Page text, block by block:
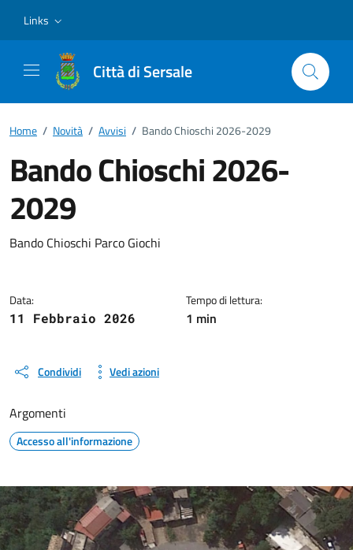
Links
Città di Sersale
Home / Novità / Avvisi / Bando Chioschi 2026-2029
Bando Chioschi 2026-
2029
Dettagli della notizia
Bando Chioschi Parco Giochi
Data:
11 Febbraio 2026
Tempo di lettura:
1 min
Condividi Vedi azioni
Argomenti
Accesso all'informazione